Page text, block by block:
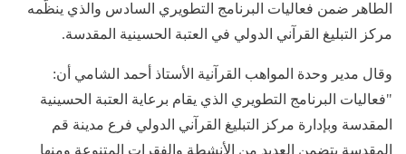
الطاهر ضمن فعاليات البرنامج التطويري السادس والذي ينظّمه
مركز التبليغ القرآني الدولي في العتبة الحسينية المقدسة.
وقال مدير وحدة المواهب القرآنية الأستاذ أحمد الشامي أن:
"فعاليات البرنامج التطويري الذي يقام برعاية العتبة الحسينية
المقدسة وبإدارة مركز التبليغ القرآني الدولي فرع مدينة قم
المقدسة يتضمن العديد من الأنشطة والفقرات المتنوعة ومنها